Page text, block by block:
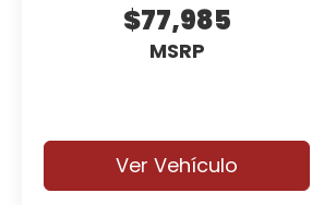
$77,985
MSRP
Ver Vehículo